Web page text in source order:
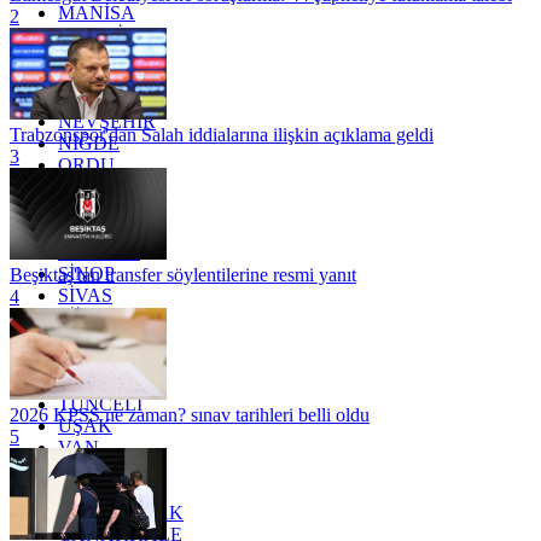
MANİSA
MARDİN
MERSİN
MUĞLA
MUŞ
NEVŞEHİR
NİĞDE
ORDU
OSMANİYE
RİZE
SAKARYA
SİNOP
SİVAS
SİİRT
TEKİRDAĞ
TOKAT
TRABZON
TUNCELİ
UŞAK
VAN
YALOVA
YOZGAT
ZONGULDAK
ÇANAKKALE
2
Trabzonspor'dan Salah iddialarına ilişkin açıklama geldi
3
Beşiktaş'tan transfer söylentilerine resmi yanıt
4
2026 KPSS ne zaman? sınav tarihleri belli oldu
5